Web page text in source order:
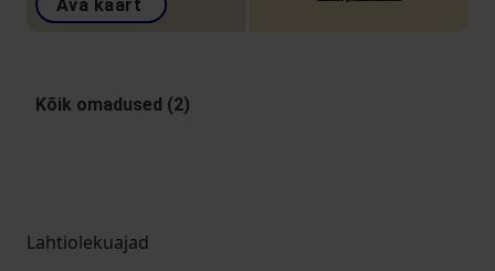
Ava kaart
Kõik omadused (2)
Lahtiolekuajad